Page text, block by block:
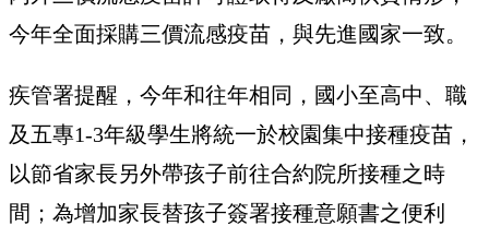
今年全面採購三價流感疫苗，與先進國家一致。
疾管署提醒，今年和往年相同，國小至高中、職
及五專1-3年級學生將統一於校園集中接種疫苗，
以節省家長另外帶孩子前往合約院所接種之時
間；為增加家長替孩子簽署接種意願書之便利